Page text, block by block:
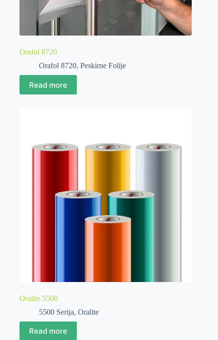
Orafol 8720
Orafol 8720, Peskirne Folije
Read more
Oralite 5500
5500 Serija, Oralite
Read more